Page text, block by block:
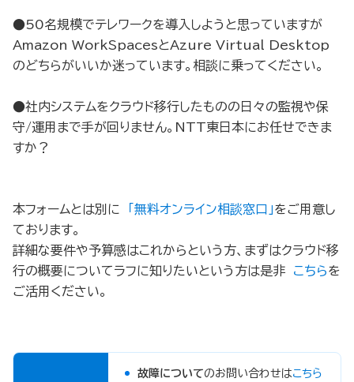
●50名規模でテレワークを導入しようと思っていますが
Amazon WorkSpacesとAzure Virtual Desktop
のどちらがいいか迷っています。相談に乗ってください。
●社内システムをクラウド移行したものの日々の監視や保
守/運用まで手が回りません。NTT東日本にお任せできま
すか？
本フォームとは別に 「無料オンライン相談窓口」をご用意し
ております。
詳細な要件や予算感はこれからという方、まずはクラウド移
行の概要についてラフに知りたいという方は是非
こちらを
ご活用ください。
故障についてのお問い合わせはこちら